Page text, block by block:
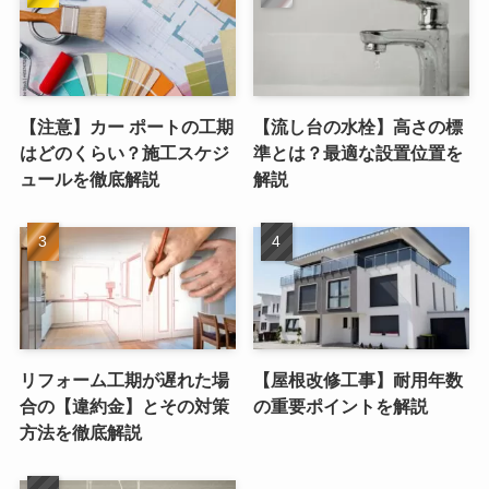
【注意】カー ポートの工期
はどのくらい？施工スケジ
ュールを徹底解説
【流し台の水栓】高さの標
準とは？最適な設置位置を
解説
リフォーム工期が遅れた場
合の【違約金】とその対策
方法を徹底解説
【屋根改修工事】耐用年数
の重要ポイントを解説